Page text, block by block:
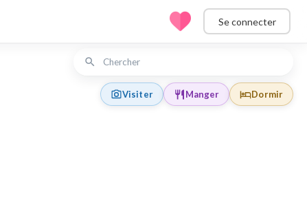
Se connecter
Visiter Manger Dormir